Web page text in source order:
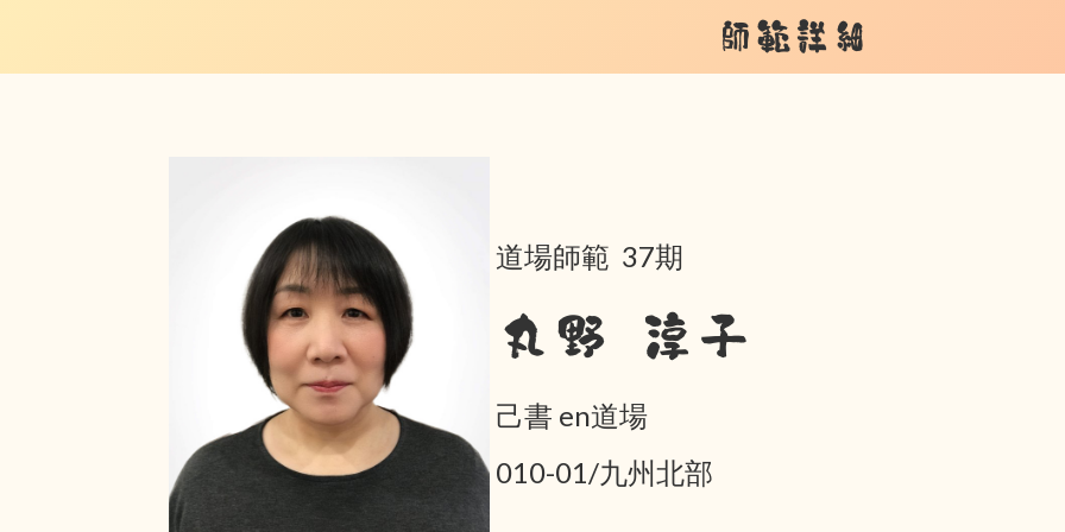
師範詳細
道場師範 37期
丸野 淳子
己書 en道場
010-01/九州北部